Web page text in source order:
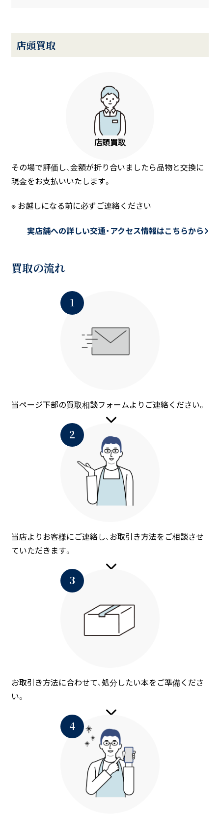
店頭買取
店頭買取
その場で評価し、金額が折り合いましたら品物と交換に
現金をお支払いいたします。
お越しになる前に必ずご連絡ください
実店舗への詳しい交通・アクセス情報はこちらから
買取の流れ
当ページ下部の買取相談フォームよりご連絡ください。
当店よりお客様にご連絡し、お取引き方法をご相談させ
ていただきます。
お取引き方法に合わせて、処分したい本をご準備くださ
い。